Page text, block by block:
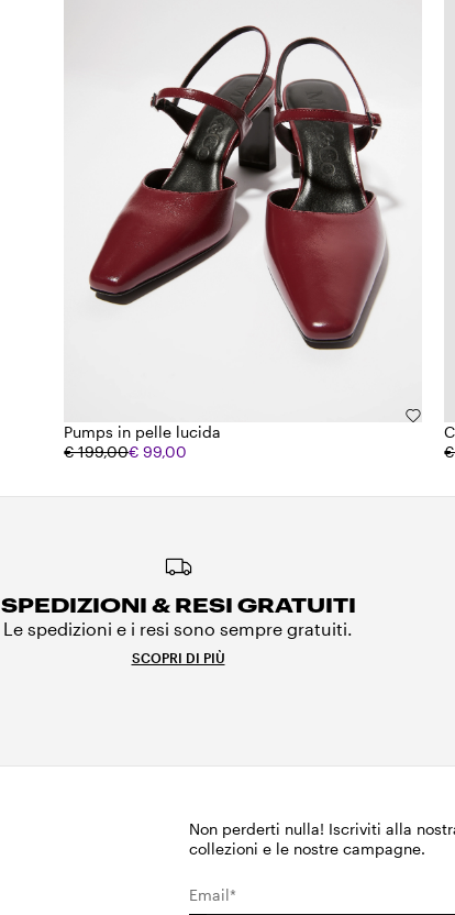
Pumps in pelle lucida
€ 199,00€ 99,00
SPEDIZIONI & RESI GRATUITI
Le spedizioni e i resi sono sempre gratuiti.
SCOPRI DI PIÙ
Non perderti nulla! Iscriviti alla
collezioni e le nostre campagne.
Email*